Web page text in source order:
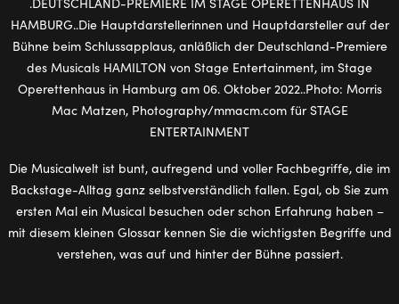
Die Musicalwelt ist bunt, aufregend und voller Fachbegriffe, die im
Backstage-Alltag ganz selbstverständlich fallen. Egal, ob Sie zum
ersten Mal ein Musical besuchen oder schon Erfahrung haben –
mit diesem kleinen Glossar kennen Sie die wichtigsten Begriffe und
verstehen, was auf und hinter der Bühne passiert.